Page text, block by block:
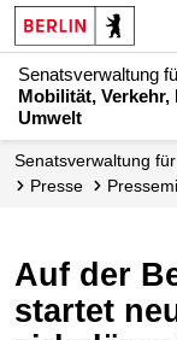
Senatsverwaltung
Mobilität,
Umwelt
Senatsverwaltung
Presse
Auf der Berliner Fashion Week
startet